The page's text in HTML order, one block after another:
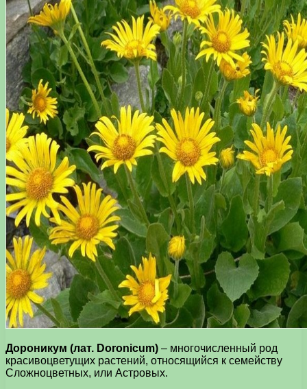
Дороникум (лат. Doronicum) – многочисленный род
красивоцветущих растений, относящийся к семейству
Сложноцветных, или Астровых.